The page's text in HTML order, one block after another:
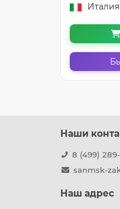
Италия
Наши
8 (499)
sanmsk-
Наш адрес